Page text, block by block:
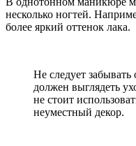
несколько ногтей.
более яркий оттенок лака.
Не следует
должен выглядеть
не стоит
неуместный декор.